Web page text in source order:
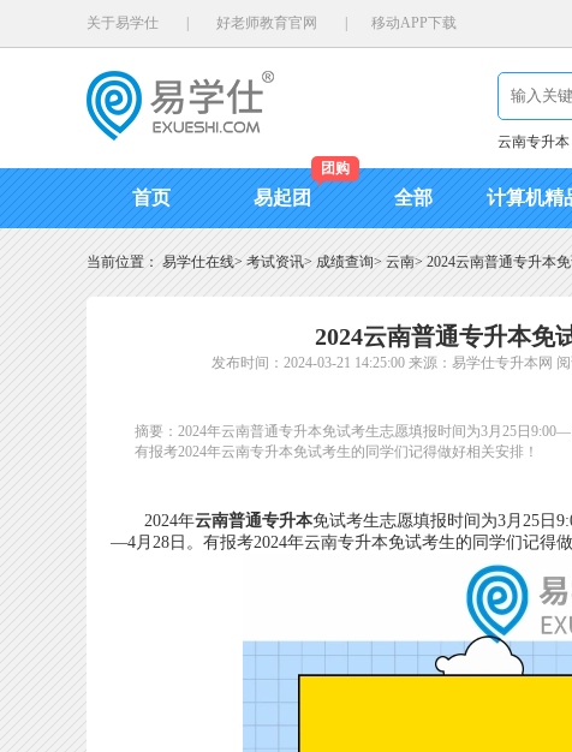
关于易学仕 好老师教育官网 移动APP下载
云南专升本
首页 易起团
团购
全部 计算机精
当前位置： 易学仕在线> 考试资讯> 成绩查询> 云南> 2024云南普通专升本
2024云南普通专升本免
发布时间：2024-03-21 14:25:00 来源：易学仕专升本网
摘要：2024年云南普通专升本免试考生志愿填报时间为3月25日
有报考2024年云南专升本免试考生的同学们记得做好相关安排！
2024年云南普通专升本免试考生志愿填报时间为3月25日
—4月28日。有报考2024年云南专升本免试考生的同学们记得